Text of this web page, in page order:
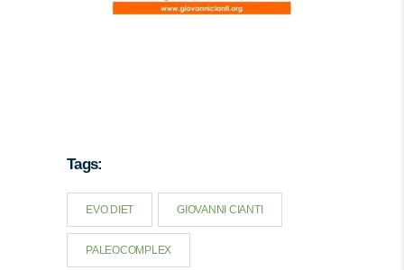
Tags:
EVO DIET GIOVANNI CIANTI
PALEOCOMPLEX